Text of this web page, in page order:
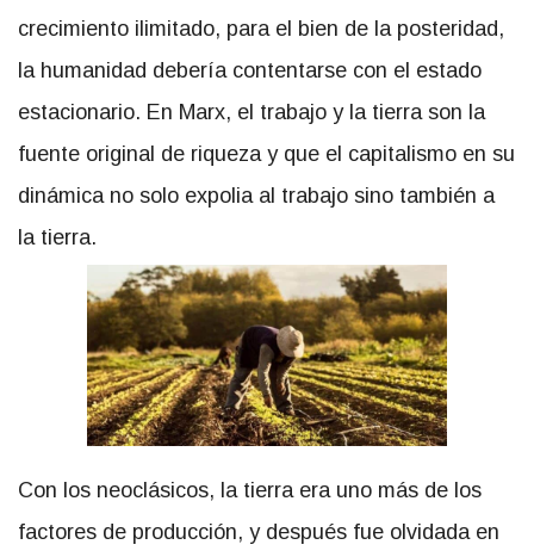
crecimiento ilimitado, para el bien de la posteridad,
la humanidad debería contentarse con el estado
estacionario. En Marx, el trabajo y la tierra son la
fuente original de riqueza y que el capitalismo en su
dinámica no solo expolia al trabajo sino también a
la tierra.
Con los neoclásicos, la tierra era uno más de los
factores de producción, y después fue olvidada en